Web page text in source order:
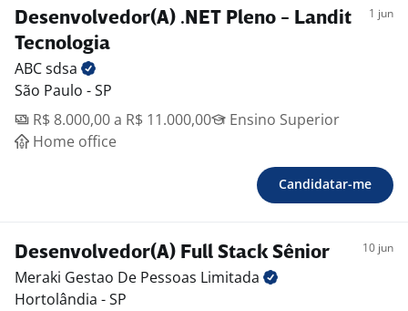
CI/CD
Nginx
Linux
Observabilidade:
Seq
Prometheus
Domínio de ASP.NET Core, EF Core, APIs REST e boas
práticas de arquitetura (SOLID e Clean Architecture);
Experiência com RabbitMQ, Redis, MySQL e otimização
Desenvolvedor(A) .NET Pleno - Landit
Tecnologia
1 jun
ABCsdsa
São Paulo - SP
R$ 8.000,00 a R$ 11.000,00
Ensino Superior
Home office
Candidatar-me
Desenvolvedor(A) Full Stack Sênior 10 jun
Meraki Gestao De Pessoas Limitada
Hortolândia - SP